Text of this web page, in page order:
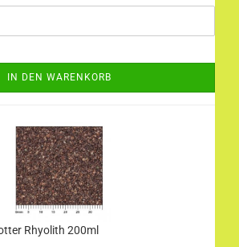
IN DEN WARENKORB
Rhyolith 200ml